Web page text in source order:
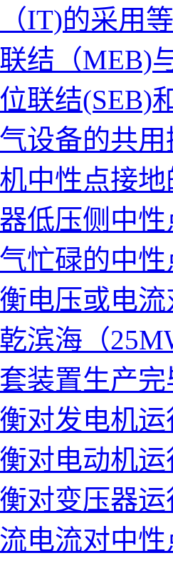
IT)的采用
结（MEB)
联结(SEB)
设备的共用
中性点接
低压侧中
忙碌的中
电压或电
滨海（
装置生产
对发电机
对电动机
对变压器
电流对中